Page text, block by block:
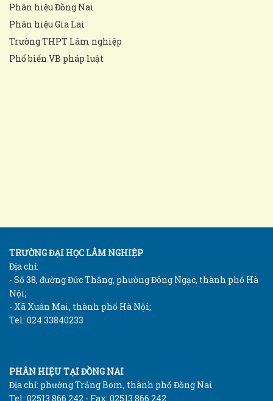
Phân hiệu Đồng Nai
Phân hiệu Gia Lai
Trường THPT Lâm nghiệp
Phổ biến VB pháp luật
TRƯỜNG ĐẠI HỌC LÂM NGHIỆP
Địa chỉ:
- Số 38, đường Đức Thắng, phường Đông Ngạc, thành phố Hà
Nội;
- Xã Xuân Mai, thành phố Hà Nội;
Tel: 024 33840233
PHÂN HIỆU TẠI ĐỒNG NAI
Địa chỉ: phường Trảng Bom, thành phố Đồng Nai
Tel: 02513 866 242 - Fax: 02513 866 242